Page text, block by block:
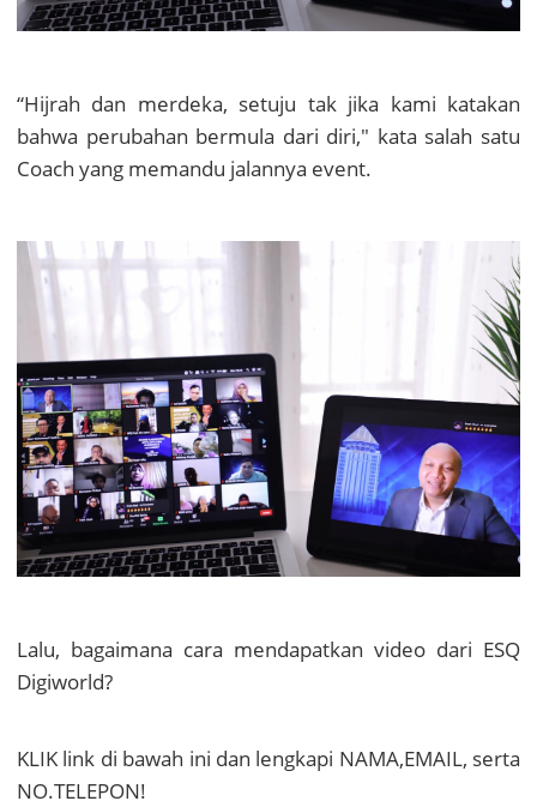
“Hijrah dan merdeka, setuju tak jika kami katakan
bahwa perubahan bermula dari diri," kata salah satu
Coach yang memandu jalannya event.
Lalu, bagaimana cara mendapatkan video dari ESQ
Digiworld?
KLIK link di bawah ini dan lengkapi NAMA,EMAIL, serta
NO.TELEPON!